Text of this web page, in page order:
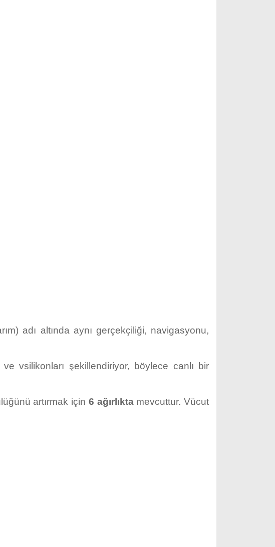
adı altında aynı gerçekçiliği, navigasyonu,
vsilikonları şekillendiriyor, böylece canlı bir
artırmak için 6 ağırlıktamevcuttur. Vücut